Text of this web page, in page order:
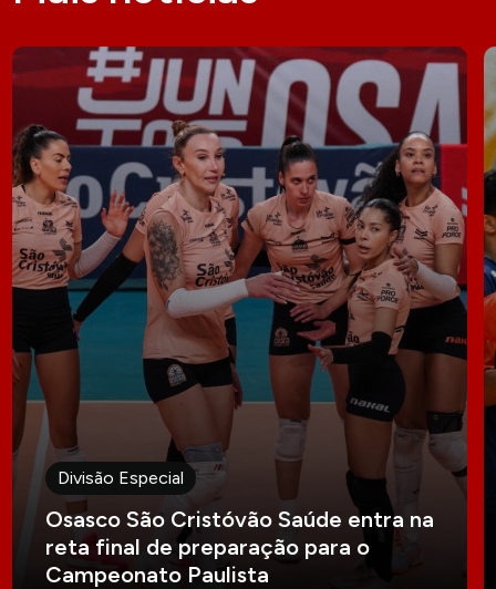
Divisão Especial
Osasco São Cristóvão Saúde entra na
reta final de preparação para o
Campeonato Paulista